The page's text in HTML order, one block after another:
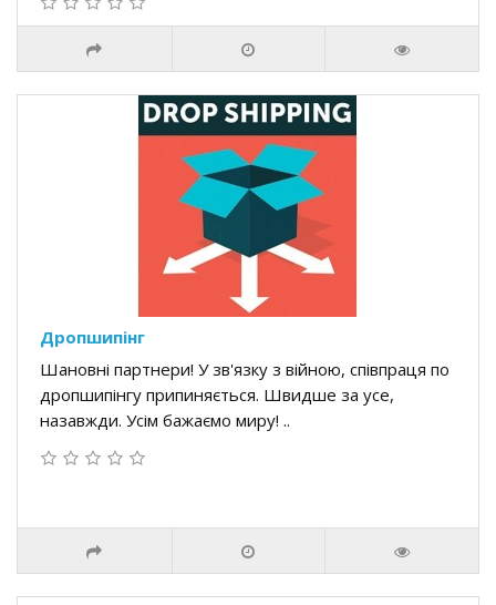
Дропшипінг
Шановні партнери! У зв'язку з війною, співпраця по
дропшипінгу припиняється. Швидше за усе,
назавжди. Усім бажаємо миру! ..